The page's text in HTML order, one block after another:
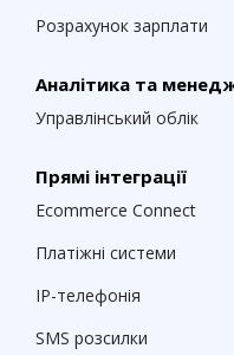
Розрахунок зарплати
Аналітика та
Управлінський облік
Прямі інтеграції
Ecommerce Connect
Платіжні системи
IP-телефонія
SMS розсилки